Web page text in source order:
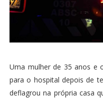
Uma mulher de 35 anos e
para o hospital depois de
deflagrou na própria casa